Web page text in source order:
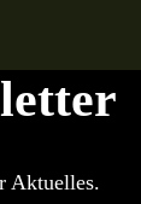
Aktuelles.